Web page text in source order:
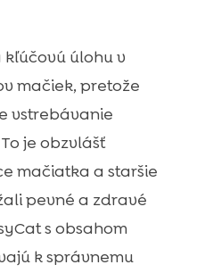
úlohu v
mačiek, pretože
vstrebávanie
je obzvlášť
mačiatka a staršie
pevné a zdravé
s obsahom
k správnemu